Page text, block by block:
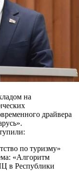
на
драйвера
по туризму»
«Алгоритм
в Республики